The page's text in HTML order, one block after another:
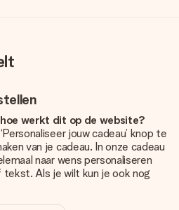
werkt dit op de website?
jouw cadeau’ knop te
van je cadeau. In onze cadeau
naar wens personaliseren
Als je wilt kun je ook nog